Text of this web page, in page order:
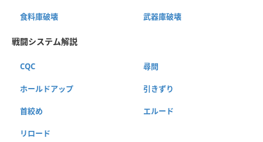
食料庫破壊 武器庫破壊
戦闘システム解説
CQC 尋問
ホールドアップ 引きずり
首絞め エルード
リロード